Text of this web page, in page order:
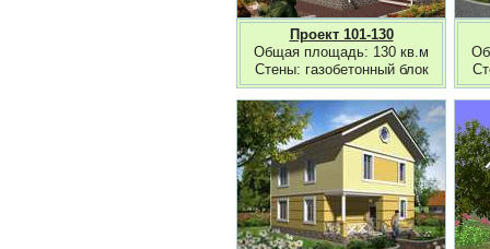
Проект 101-130
Общая площадь: 130 кв.м
Стены: газобетонный блок